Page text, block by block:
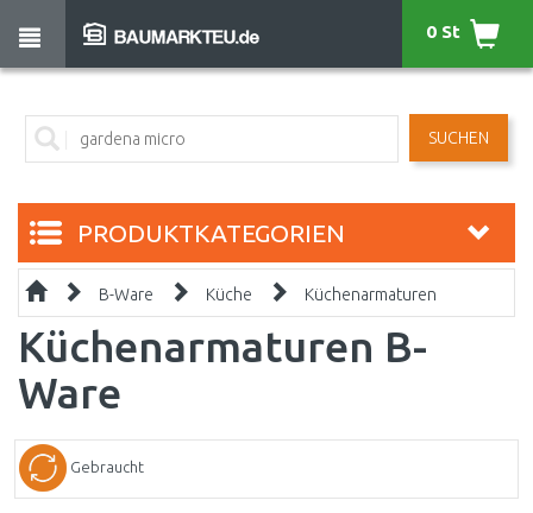
SUCHEN
0 St
PRODUKTKATEGORIEN
B-Ware Küche Küchenarmaturen
Küchenarmaturen B-
Ware
Gebraucht